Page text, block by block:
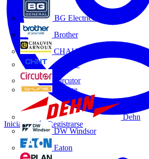
BG Electrical
Brother
CHAUVIN ARNOUX
CHINT
Circutor
D-Line
Dehn
DW Windsor
Eaton
Iniciar sesión Registrarse